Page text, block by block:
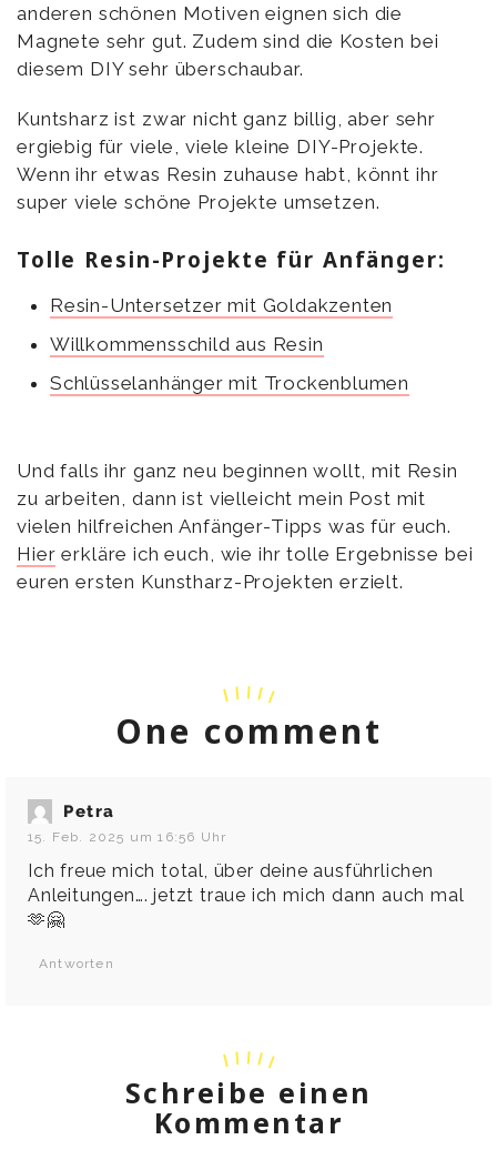
anderen schönen Motiven eignen sich die
Magnete sehr gut. Zudem sind die Kosten bei
diesem DIY sehr überschaubar.
Kuntsharz ist zwar nicht ganz billig, aber sehr
ergiebig für viele, viele kleine DIY-Projekte.
Wenn ihr etwas Resin zuhause habt, könnt ihr
super viele schöne Projekte umsetzen.
Tolle Resin-Projekte für Anfänger:
Resin-Untersetzer mit Goldakzenten
Willkommensschild aus Resin
Schlüsselanhänger mit Trockenblumen
Und falls ihr ganz neu beginnen wollt, mit Resin
zu arbeiten, dann ist vielleicht mein Post mit
vielen hilfreichen Anfänger-Tipps was für euch.
Hier erkläre ich euch, wie ihr tolle Ergebnisse bei
euren ersten Kunstharz-Projekten erzielt.
One comment
Petra
15. Feb. 2025 um 16:56 Uhr
Ich freue mich total, über deine ausführlichen
Anleitungen…. jetzt traue ich mich dann auch mal
🫶🤗
Antworten
Schreibe einen
Kommentar